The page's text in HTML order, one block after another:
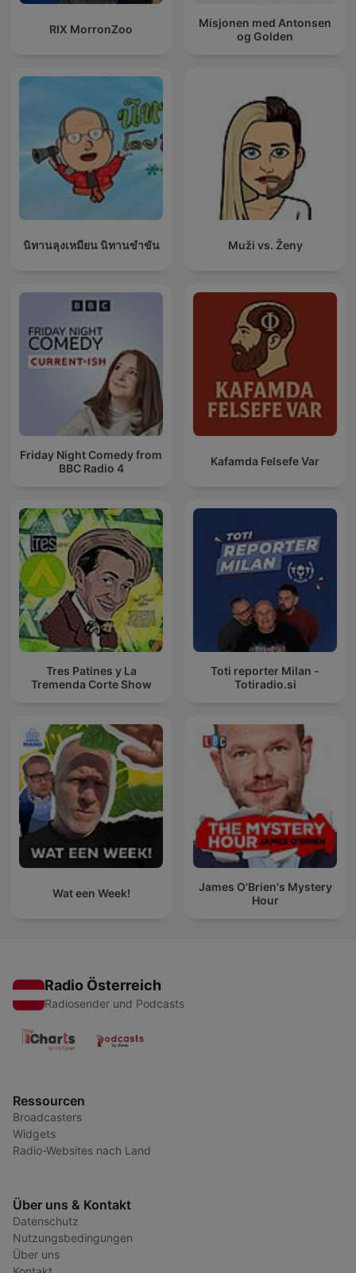
RIX MorronZoo
Misjonen med Antonsen
og Golden
นิทานลุงเหมียน นิทานขำขัน Muži vs. Ženy
Friday Night Comedy from
BBC Radio 4
Kafamda Felsefe Var
Tres Patines y La
Tremenda Corte Show
Toti reporter Milan -
Totiradio.si
Wat een Week!
James O'Brien's Mystery
Hour
Radio Österreich
Radiosender und Podcasts
Ressourcen
Broadcasters
Widgets
Radio-Websites nach Land
Über uns & Kontakt
Datenschutz
Nutzungsbedingungen
Über uns